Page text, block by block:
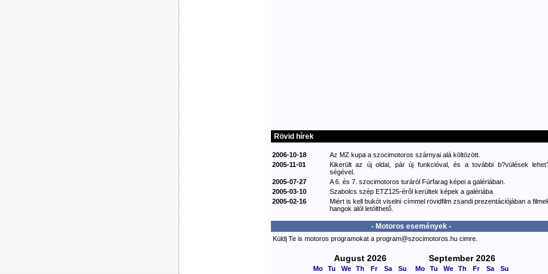
Rövid hírek
2006-10-18
Az MZ kupa a szocimotoros szárnyai alá költözött.
2005-11-01
Kikerült az új oldal, pár új funkcióval, és a további b?vülések
ségével.
2005-07-27
A 6. és 7. szocimotoros turáról Fúrfarag képei a galériában.
2005-03-10
Szabolcs szép ETZ125-éről kerültek képek a galériába
2005-02-16
Miért is kell bukót viselni címmel rövidfilm zsandi prezentációjában a
hangok alól letölthető.
- Motoros események -
Küldj Te is motoros programokat a program@szocimotoros.hu cimre.
August 2026
Mo Tu We Th Fr Sa Su
September 2026
Mo Tu We Th Fr Sa Su